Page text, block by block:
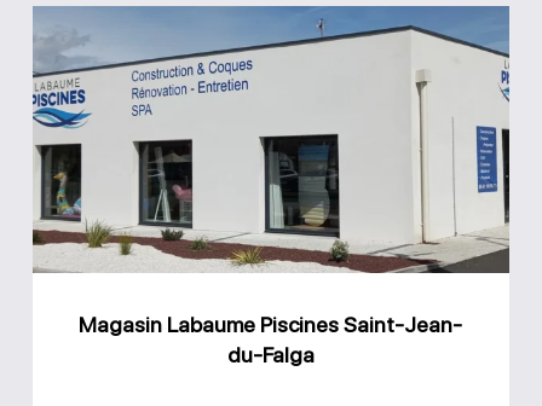
Magasin
Saint-
Jean-
du-
Falga
Magasin Labaume Piscines Saint-Jean-
du-Falga